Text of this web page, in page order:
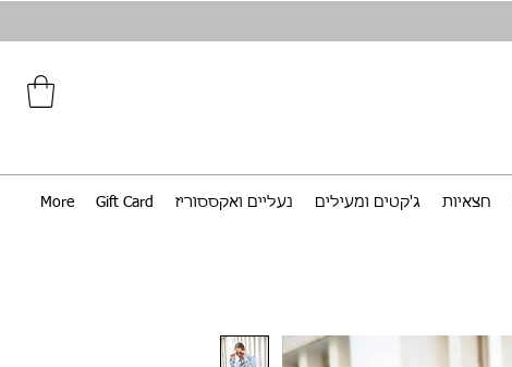
חצאיות ג'קטים ומעילים נעליים ואקססוריז Gift Card
More